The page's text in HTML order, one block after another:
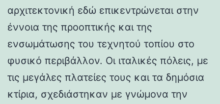
αρχιτεκτονική εδώ επικεντρώνεται στην
έννοια της προοπτικής και της
ενσωμάτωσης του τεχνητού τοπίου στο
φυσικό περιβάλλον. Οι ιταλικές πόλεις, με
τις μεγάλες πλατείες τους και τα δημόσια
κτίρια, σχεδιάστηκαν με γνώμονα την